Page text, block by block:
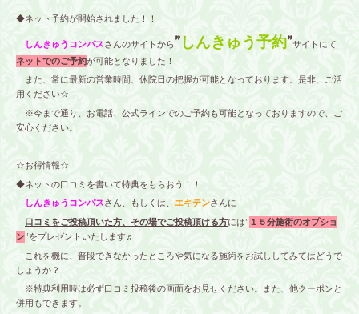
◆ネット予約が開始されました！！
しんきゅうコンパスさんのサイトから”しんきゅう予約”サイトにて
ネットでのご予約が可能となりました！
また、常に最新の営業時間、休院日の把握が可能となっております。是非、ご活
用ください☆
※今まで通り、お電話、公式ラインでのご予約も可能となっておりますので、ご
安心ください。
☆お得情報☆
◆ネットの口コミを書いて特典をもらおう！！
しんきゅうコンパスさん、もしくは、 エキテンさんに
口コミをご投稿頂いた方、その場でご投稿頂ける方には” １５分施術のオプショ
ン”をプレゼントいたします♬
これを機に、普段できなかったところや気になる施術をお試ししてみてはどうで
しょうか？
※特典利用時は必ず口コミ投稿後の画面をお見せください。また、他クーポンと
併用もできます。